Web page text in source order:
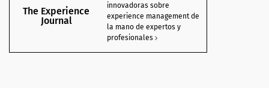
The Experience
Journal
innovadoras sobre
experience management de
la mano de expertos y
profesionales